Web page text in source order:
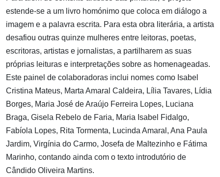
estende-se a um livro homónimo que coloca em diálogo a
imagem e a palavra escrita. Para esta obra literária, a artista
desafiou outras quinze mulheres entre leitoras, poetas,
escritoras, artistas e jornalistas, a partilharem as suas
próprias leituras e interpretações sobre as homenageadas.
Este painel de colaboradoras inclui nomes como Isabel
Cristina Mateus, Marta Amaral Caldeira, Lília Tavares, Lídia
Borges, Maria José de Araújo Ferreira Lopes, Luciana
Braga, Gisela Rebelo de Faria, Maria Isabel Fidalgo,
Fabíola Lopes, Rita Tormenta, Lucinda Amaral, Ana Paula
Jardim, Virgínia do Carmo, Josefa de Maltezinho e Fátima
Marinho, contando ainda com o texto introdutório de
Cândido Oliveira Martins.